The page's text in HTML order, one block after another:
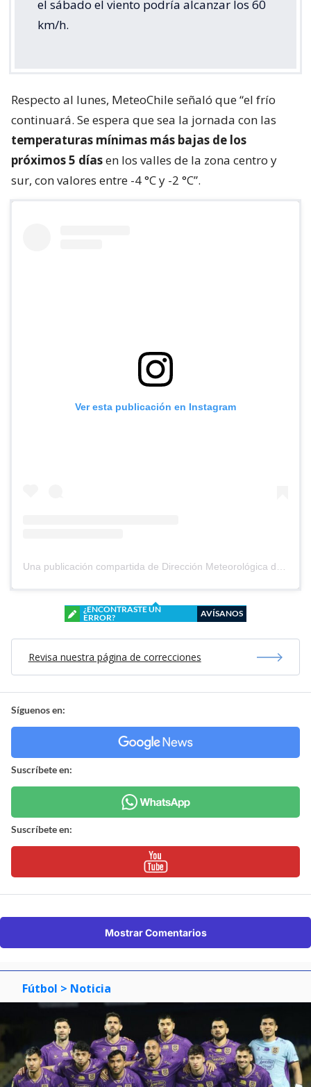
el sábado el viento podría alcanzar los 60
km/h.
Respecto al lunes, MeteoChile señaló que “el frío
continuará. Se espera que sea la jornada con las
temperaturas mínimas más bajas de los
próximos 5 díasen los valles de la zona centro y
sur, con valores entre -4 °C y -2 °C”.
Ver esta publicación en Instagram
Una publicación compartida de Dirección Meteorológica de Chile (@meteochile)
¿ENCONTRASTE UN
ERROR?
AVÍSANOS
Revisa nuestra página de correcciones
Síguenos en:
Suscríbete en:
Suscríbete en:
Mostrar Comentarios
Fútbol > Noticia